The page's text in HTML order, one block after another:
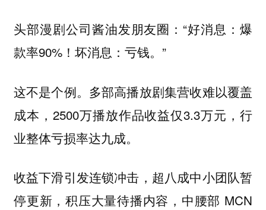
头部漫剧公司酱油发朋友圈：“好消息：爆
款率90%！坏消息：亏钱。”
这不是个例。多部高播放剧集营收难以覆盖
成本，2500万播放作品收益仅3.3万元，行
业整体亏损率达九成。
收益下滑引发连锁冲击，超八成中小团队暂
停更新，积压大量待播内容，中腰部 MCN